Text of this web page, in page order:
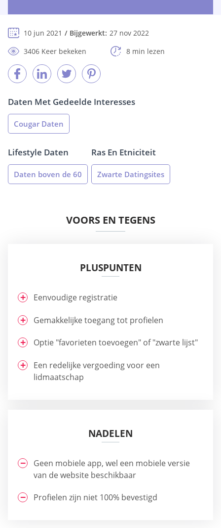
10 jun 2021 Bijgewerkt: 27 nov 2022
3406 Keer bekeken
8 min lezen
Daten Met Gedeelde Interesses
Cougar Daten
Lifestyle Daten
Daten boven de 60
Ras En Etniciteit
Zwarte Datingsites
VOORS EN TEGENS
PLUSPUNTEN
Eenvoudige registratie
Gemakkelijke toegang tot profielen
Optie "favorieten toevoegen" of "zwarte lijst"
Een redelijke vergoeding voor een
lidmaatschap
NADELEN
Geen mobiele app, wel een mobiele versie
van de website beschikbaar
Profielen zijn niet 100% bevestigd